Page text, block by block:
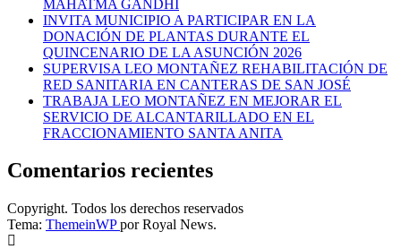
MAHATMA GANDHI
INVITA MUNICIPIO A PARTICIPAR EN LA
DONACIÓN DE PLANTAS DURANTE EL
QUINCENARIO DE LA ASUNCIÓN 2026
SUPERVISA LEO MONTAÑEZ REHABILITACIÓN DE
RED SANITARIA EN CANTERAS DE SAN JOSÉ
TRABAJA LEO MONTAÑEZ EN MEJORAR EL
SERVICIO DE ALCANTARILLADO EN EL
FRACCIONAMIENTO SANTA ANITA
Comentarios recientes
Copyright. Todos los derechos reservados
Tema: ThemeinWPpor Royal News.